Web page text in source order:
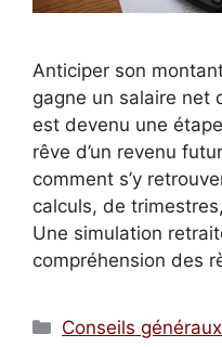
Anticiper son
gagne un salaire net
est devenu une
rêve d’un revenu
comment s’y
calculs, de
Une simulation
compréhension des
Catégories
Conseils généraux